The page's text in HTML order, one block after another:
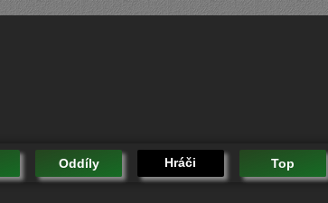
Oddíly Hráči Top